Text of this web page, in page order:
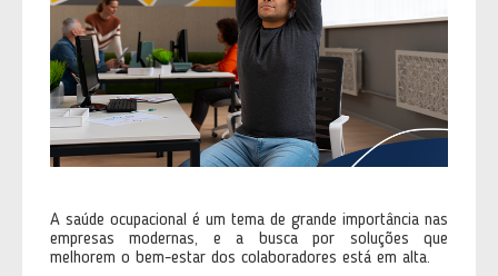
A saúde ocupacional é um tema de grande importância nas
empresas modernas, e a busca por soluções que
melhorem o bem-estar dos colaboradores está em alta.